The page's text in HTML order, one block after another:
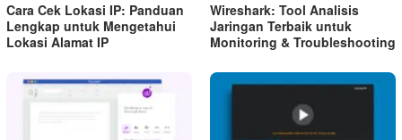
Cara Cek Lokasi IP: Panduan
Lengkap untuk Mengetahui
Lokasi Alamat IP
Wireshark: Tool Analisis
Jaringan Terbaik untuk
Monitoring & Troubleshooting